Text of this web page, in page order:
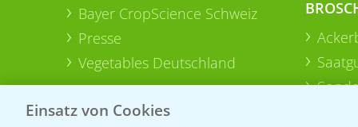
Bayer CropScience Schweiz
Presse
Vegetables Deutschland
Einsatz von Cookies